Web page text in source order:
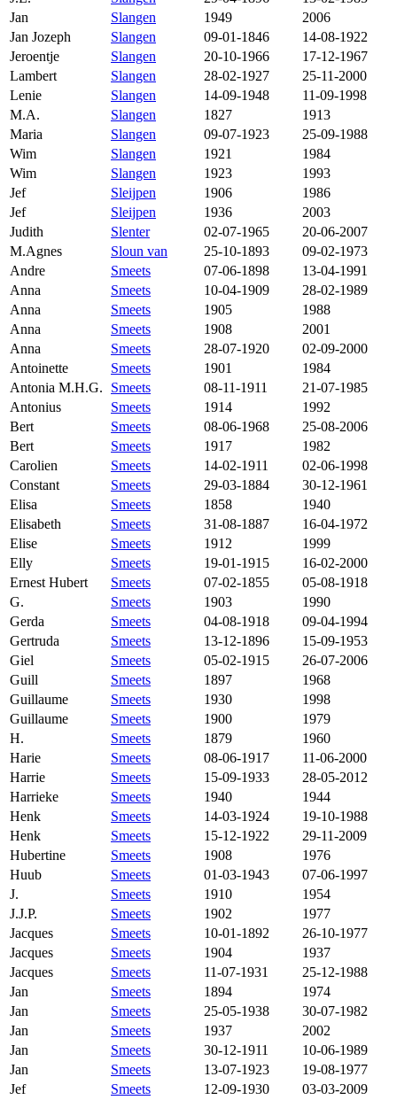
Jan
Slangen 1949
2006
Jan Jozeph
Slangen 09-01-1846
14-08-1922
Jeroentje
Slangen 20-10-1966
17-12-1967
Lambert
Slangen 28-02-1927
25-11-2000
Lenie
Slangen 14-09-1948
11-09-1998
M.A.
Slangen 1827
1913
Maria
Slangen 09-07-1923
25-09-1988
Wim
Slangen 1921
1984
Wim
Slangen 1923
1993
Jef
Sleijpen 1906
1986
Jef
Sleijpen 1936
2003
Judith
Slenter 02-07-1965
20-06-2007
M.Agnes
Sloun van 25-10-1893
09-02-1973
Andre
Smeets 07-06-1898
13-04-1991
Anna
Smeets 10-04-1909
28-02-1989
Anna
Smeets 1905
1988
Anna
Smeets 1908
2001
Anna
Smeets 28-07-1920
02-09-2000
Antoinette
Smeets 1901
1984
Antonia M.H.G.
Smeets 08-11-1911
21-07-1985
Antonius
Smeets 1914
1992
Bert
Smeets 08-06-1968
25-08-2006
Bert
Smeets 1917
1982
Carolien
Smeets 14-02-1911
02-06-1998
Constant
Smeets 29-03-1884
30-12-1961
Elisa
Smeets 1858
1940
Elisabeth
Smeets 31-08-1887
16-04-1972
Elise
Smeets 1912
1999
Elly
Smeets 19-01-1915
16-02-2000
Ernest Hubert
Smeets 07-02-1855
05-08-1918
G.
Smeets 1903
1990
Gerda
Smeets 04-08-1918
09-04-1994
Gertruda
Smeets 13-12-1896
15-09-1953
Giel
Smeets 05-02-1915
26-07-2006
Guill
Smeets 1897
1968
Guillaume
Smeets 1930
1998
Guillaume
Smeets 1900
1979
H.
Smeets 1879
1960
Harie
Smeets 08-06-1917
11-06-2000
Harrie
Smeets 15-09-1933
28-05-2012
Harrieke
Smeets 1940
1944
Henk
Smeets 14-03-1924
19-10-1988
Henk
Smeets 15-12-1922
29-11-2009
Hubertine
Smeets 1908
1976
Huub
Smeets 01-03-1943
07-06-1997
J.
Smeets 1910
1954
J.J.P.
Smeets 1902
1977
Jacques
Smeets 10-01-1892
26-10-1977
Jacques
Smeets 1904
1937
Jacques
Smeets 11-07-1931
25-12-1988
Jan
Smeets 1894
1974
Jan
Smeets 25-05-1938
30-07-1982
Jan
Smeets 1937
2002
Jan
Smeets 30-12-1911
10-06-1989
Jan
Smeets 13-07-1923
19-08-1977
Jef
Smeets 12-09-1930
03-03-2009